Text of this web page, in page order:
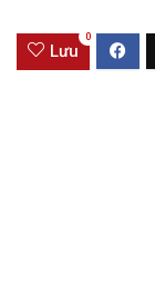
Lưu
0